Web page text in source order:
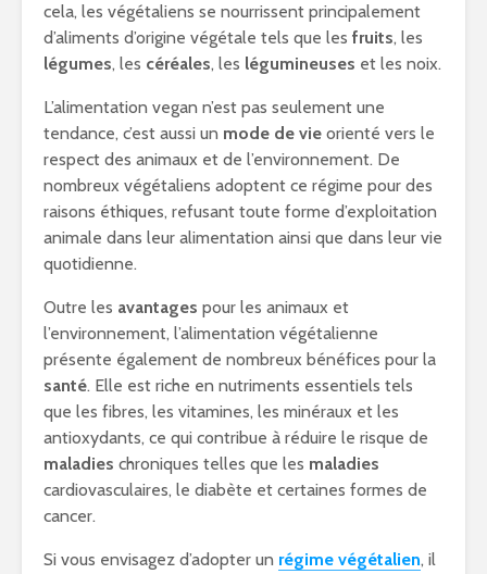
cela, les végétaliens se nourrissent principalement
d’aliments d’origine végétale tels que les fruits, les
légumes, les céréales, les légumineuses et les noix.
L’alimentation vegan n’est pas seulement une
tendance, c’est aussi un mode de vie orienté vers le
respect des animaux et de l’environnement. De
nombreux végétaliens adoptent ce régime pour des
raisons éthiques, refusant toute forme d’exploitation
animale dans leur alimentation ainsi que dans leur vie
quotidienne.
Outre les avantages pour les animaux et
l’environnement, l’alimentation végétalienne
présente également de nombreux bénéfices pour la
santé. Elle est riche en nutriments essentiels tels
que les fibres, les vitamines, les minéraux et les
antioxydants, ce qui contribue à réduire le risque de
maladies chroniques telles que les maladies
cardiovasculaires, le diabète et certaines formes de
cancer.
Si vous envisagez d’adopter un régime végétalien, il